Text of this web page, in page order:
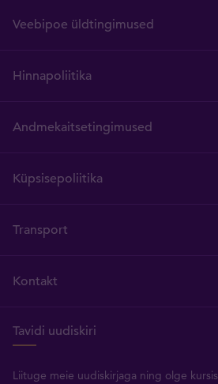
Veebipoe üldtingimused
Hinnapoliitika
Andmekaitsetingimused
Küpsisepoliitika
Transport
Kontakt
Tavidi uudiskiri
Liituge meie uudiskirjaga ning olge kursis